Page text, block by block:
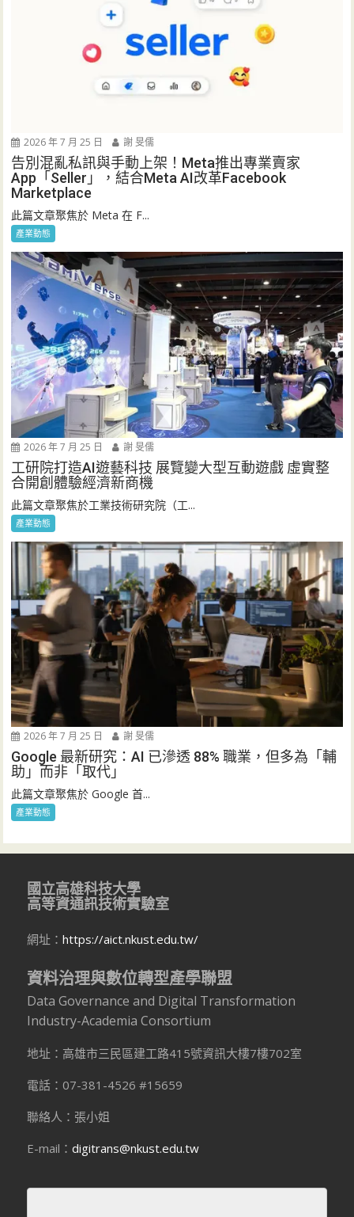
2026 年 7 月 25 日 謝 旻儒
告別混亂私訊與手動上架！Meta推出專業賣家
App「Seller」，結合Meta AI改革Facebook
Marketplace
此篇文章聚焦於 Meta 在 F...
產業動態
2026 年 7 月 25 日 謝 旻儒
工研院打造AI遊藝科技 展覽變大型互動遊戲 虛實整
合開創體驗經濟新商機
此篇文章聚焦於工業技術研究院（工...
產業動態
2026 年 7 月 25 日 謝 旻儒
Google 最新研究：AI 已滲透 88% 職業，但多為「輔
助」而非「取代」
此篇文章聚焦於 Google 首...
產業動態
國立高雄科技大學
高等資通訊技術實驗室
網址：https://aict.nkust.edu.tw/
資料治理與數位轉型產學聯盟
Data Governance and Digital Transformation
Industry-Academia Consortium
地址：高雄市三民區建工路415號資訊大樓7樓702室
電話：07-381-4526 #15659
聯絡人：張小姐
E-mail：digitrans@nkust.edu.tw